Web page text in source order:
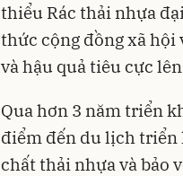
thiểu Rác thải nhựa
thức cộng đồng xã hội
và hậu quả tiêu cực
Qua hơn 3 năm triển
điểm đến du lịch triển
chất thải nhựa và bảo